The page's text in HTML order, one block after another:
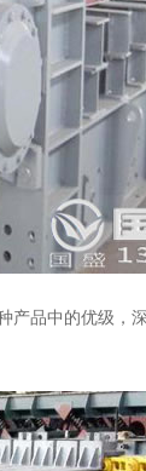
品中的优级，